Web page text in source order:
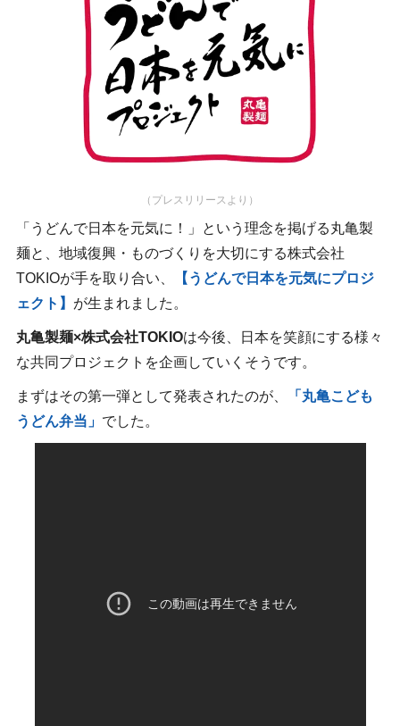
（プレスリリースより）
「うどんで日本を元気に！」という理念を掲げる丸亀製
麺と、地域復興・ものづくりを大切にする株式会社
TOKIOが手を取り合い、
【うどんで日本を元気にプロジ
ェクト】 が生まれました。
丸亀製麺×株式会社TOKIOは今後、日本を笑顔にする様々
な共同プロジェクトを企画していくそうです。
まずはその第一弾として発表されたのが、
「丸亀こども
うどん弁当」 でした。